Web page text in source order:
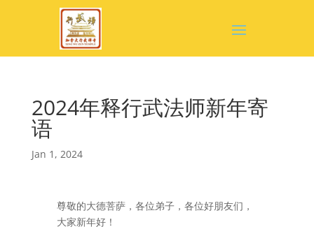
2024年释行武法师新年寄
语
Jan 1, 2024
尊敬的大德菩萨，各位弟子，各位好朋友们，
大家新年好！